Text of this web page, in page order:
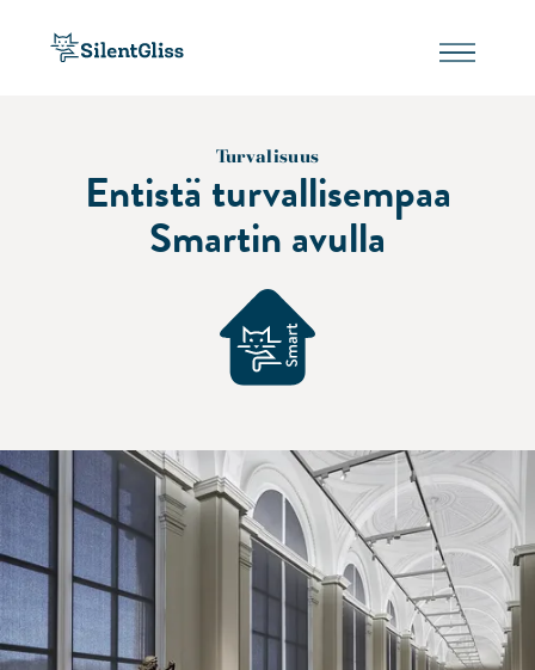
Turvalisuus
Entistä turvallisempaa
Smartin avulla